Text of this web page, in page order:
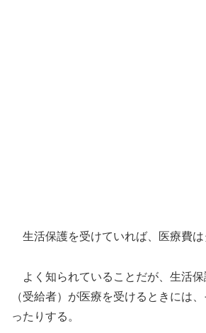
生活保護を受けていれば、医療費は
よく知られていることだが、生活保
（受給者）が医療を受けるときには
ったりする。